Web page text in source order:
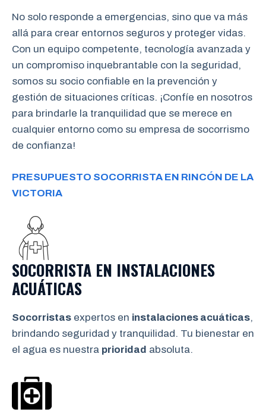
No solo responde a emergencias, sino que va más
allá para crear entornos seguros y proteger vidas.
Con un equipo competente, tecnología avanzada y
un compromiso inquebrantable con la seguridad,
somos su socio confiable en la prevención y
gestión de situaciones críticas. ¡Confíe en nosotros
para brindarle la tranquilidad que se merece en
cualquier entorno como su empresa de socorrismo
de confianza!
PRESUPUESTO SOCORRISTA EN RINCÓN DE LA
VICTORIA
SOCORRISTA EN INSTALACIONES
ACUÁTICAS
Socorristas expertos en instalaciones acuáticas,
brindando seguridad y tranquilidad. Tu bienestar en
el agua es nuestra prioridad absoluta.